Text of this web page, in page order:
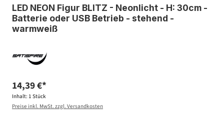
LED NEON Figur BLITZ - Neonlicht - H: 30cm -
Batterie oder USB Betrieb - stehend -
warmweiß
14,39 €*
Inhalt: 1 Stück
Preise inkl. MwSt. zzgl. Versandkosten